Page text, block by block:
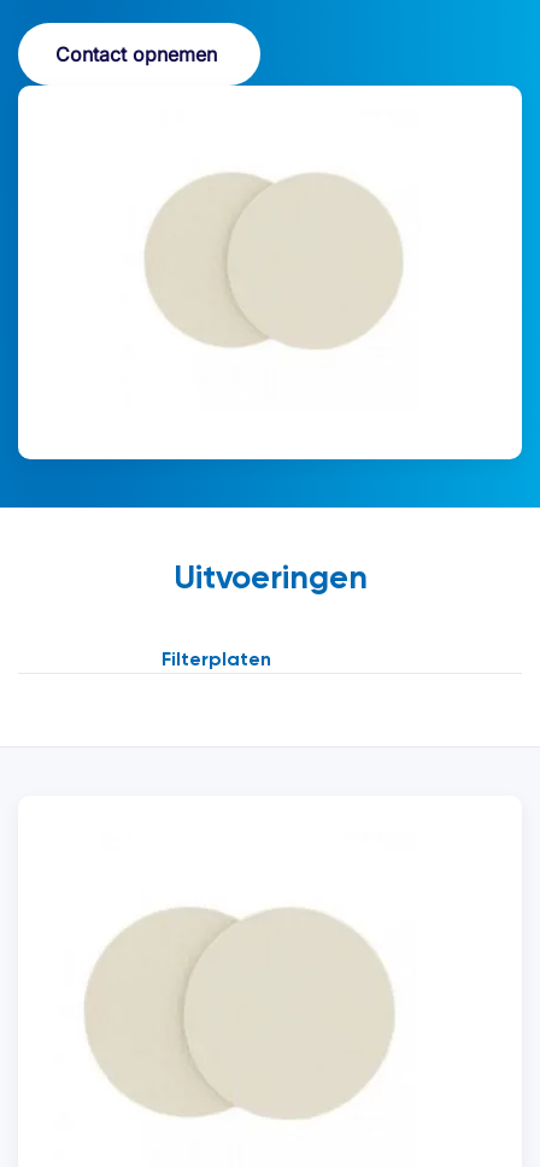
Contact opnemen
Uitvoeringen
Filterplaten
Voornaam
Achternaam